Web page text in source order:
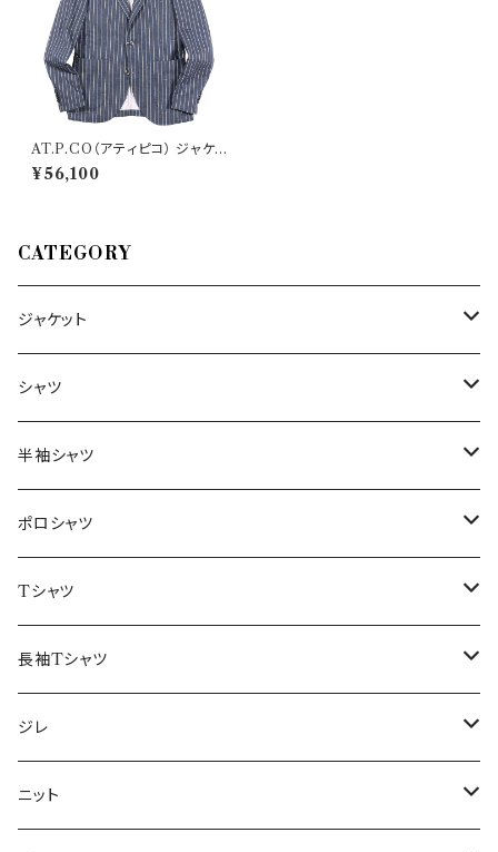
AT.P.CO（アティピコ） ジャケッ
ト A222ALAN60 35123
¥56,100
CATEGORY
ジャケット
～44/S
46/M
48/L
50/XL～
シャツ
～44/S
46/M
48/L
50/XL～
半袖シャツ
～44/S
46/M
48/L
50/XL～
ポロシャツ
～44/S
46/M
48/L
50/XL～
Tシャツ
～44/S
46/M
48/L
長袖Tシャツ
～44/S
46/M
ジレ
～44/S
ニット